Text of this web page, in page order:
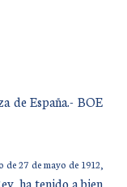
de España.- BOE
27 de mayo de 1912,
ha tenido a bien